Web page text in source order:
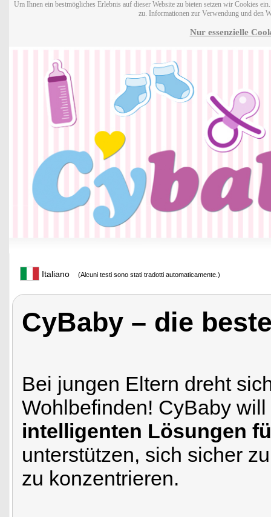
Um Ihnen ein bestmögliches Erlebnis auf dieser Website zu bieten setzen wir Cookies
zu. Informationen zur Verwendung und den
Nur essenzielle
Italiano (Alcuni testi sono stati tradotti automaticamente.)
CyBaby – die
Bei jungen Eltern dreht
Wohlbefinden! CyBaby
intelligenten Lösungen
unterstützen, sich sicher
zu konzentrieren.